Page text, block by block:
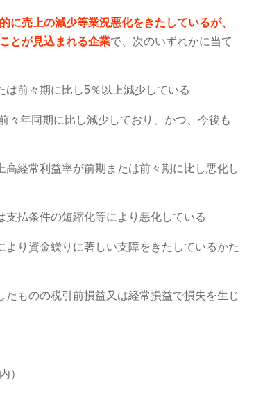
に売上の減少等業況悪化をきたしているが、
とが見込まれる企業で、次のいずれかに当て
前々期に比し5％以上減少している
々年同期に比し減少しており、かつ、今後も
経常利益率が前期または前々期に比し悪化し
払条件の短縮化等により悪化している
り資金繰りに著しい支障をきたしているかた
ものの税引前損益又は経常損益で損失を生じ
）